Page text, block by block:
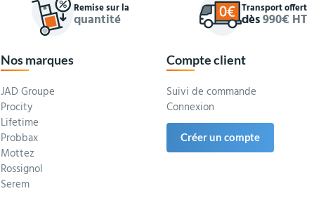
Remise sur la
quantité
Transport offert
dès990€ HT
Nos marques
JAD Groupe
Procity
Lifetime
Probbax
Mottez
Rossignol
Serem
Compte client
Suivi de commande
Connexion
Créer un compte